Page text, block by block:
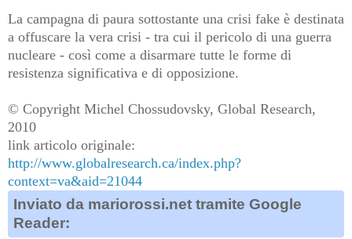
La campagna di paura sottostante una crisi fake è destinata
a offuscare la vera crisi - tra cui il pericolo di una guerra
nucleare - così come a disarmare tutte le forme di
resistenza significativa e di opposizione.
© Copyright Michel Chossudovsky, Global Research,
2010
link articolo originale:
http://www.globalresearch.ca/index.php?
context=va&aid=21044
Inviato da mariorossi.net tramite Google
Reader: